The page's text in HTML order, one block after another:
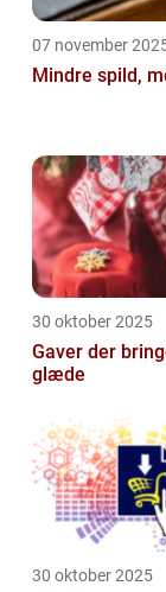
07 november
Mindre spild,
30 oktober 2025
Gaver der
glæde
30 oktober 2025